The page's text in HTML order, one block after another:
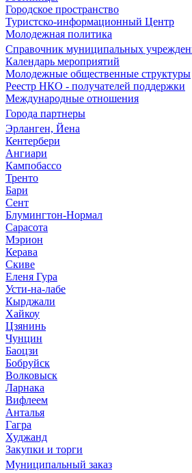
Городское пространство
Туристско-информационный Центр
Молодежная политика
Справочник муниципальных
Календарь мероприятий
Молодежные общественные структуры
Реестр НКО - получателей поддержки
Международные отношения
Города партнеры
Эрланген, Йена
Кентербери
Ангиари
Кампобассо
Тренто
Бари
Сент
Блумингтон-Нормал
Сарасота
Мэрион
Керава
Скиве
Еленя Гура
Усти-на-лабе
Кырджали
Хайкоу
Цзянинь
Чунцин
Баоцзи
Бобруйск
Волковыск
Ларнака
Вифлеем
Анталья
Гагра
Худжанд
Закупки и торги
Муниципальный заказ